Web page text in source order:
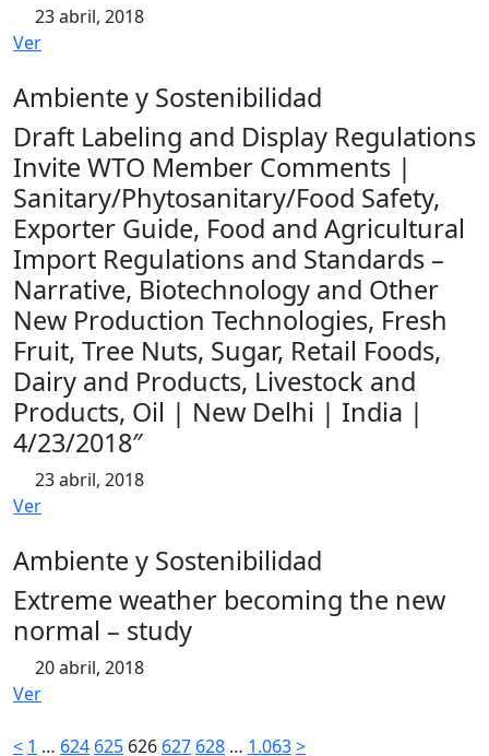
23 abril, 2018
Ver
Ambiente y Sostenibilidad
Draft Labeling and Display Regulations
Invite WTO Member Comments |
Sanitary/Phytosanitary/Food Safety,
Exporter Guide, Food and Agricultural
Import Regulations and Standards –
Narrative, Biotechnology and Other
New Production Technologies, Fresh
Fruit, Tree Nuts, Sugar, Retail Foods,
Dairy and Products, Livestock and
Products, Oil | New Delhi | India |
4/23/2018″
23 abril, 2018
Ver
Ambiente y Sostenibilidad
Extreme weather becoming the new
normal – study
20 abril, 2018
Ver
Paginación
< 1 … 624 625 626 627 628 … 1.063>